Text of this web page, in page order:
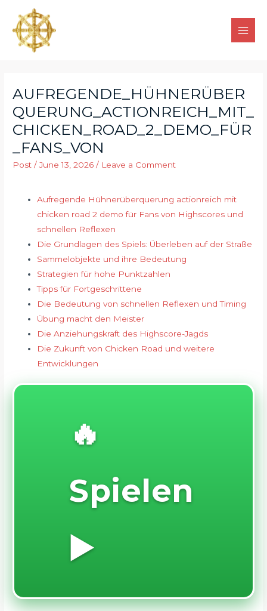
AUFREGENDE_HÜHNERÜBER
QUERUNG_ACTIONREICH_MIT_
CHICKEN_ROAD_2_DEMO_FÜR
_FANS_VON
Post /June 13, 2026 / Leave a Comment
Aufregende Hühnerüberquerung actionreich mit
chicken road 2 demo für Fans von Highscores und
schnellen Reflexen
Die Grundlagen des Spiels: Überleben auf der Straße
Sammelobjekte und ihre Bedeutung
Strategien für hohe Punktzahlen
Tipps für Fortgeschrittene
Die Bedeutung von schnellen Reflexen und Timing
Übung macht den Meister
Die Anziehungskraft des Highscore-Jagds
Die Zukunft von Chicken Road und weitere
Entwicklungen
🔥
Spielen
▶️